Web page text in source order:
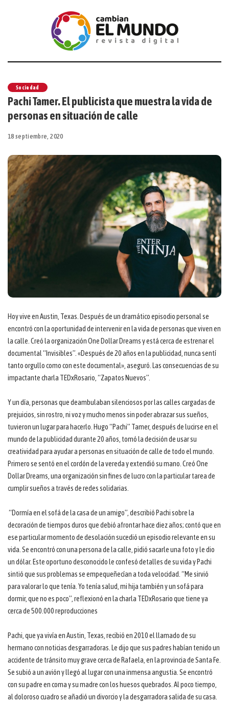
Sociedad
Pachi Tamer. El publicista que muestra la vida de
personas en situación de calle
18 septiembre, 2020
Hoy vive en Austin, Texas. Después de un dramático episodio personal se
encontró con la oportunidad de intervenir en la vida de personas que viven en
la calle. Creó la organización One Dollar Dreams y está cerca de estrenar el
documental “Invisibles”. «Después de 20 años en la publicidad, nunca sentí
tanto orgullo como con este documental», aseguró. Las consecuencias de su
impactante charla TEDxRosario, “Zapatos Nuevos”.
Y un día, personas que deambulaban silenciosos por las calles cargadas de
prejuicios, sin rostro, ni voz y mucho menos sin poder abrazar sus sueños,
tuvieron un lugar para hacerlo. Hugo “Pachi” Tamer, después de lucirse en el
mundo de la publicidad durante 20 años, tomó la decisión de usar su
creatividad para ayudar a personas en situación de calle de todo el mundo.
Primero se sentó en el cordón de la vereda y extendió su mano. Creó One
Dollar Dreams, una organización sin fines de lucro con la particular tarea de
cumplir sueños a través de redes solidarias.
“Dormía en el sofá de la casa de un amigo”, describió Pachi sobre la
decoración de tiempos duros que debió afrontar hace diez años; contó que en
ese particular momento de desolación sucedió un episodio relevante en su
vida. Se encontró con una persona de la calle, pidió sacarle una foto y le dio
un dólar. Este oportuno desconocido le confesó detalles de su vida y Pachi
sintió que sus problemas se empequeñecían a toda velocidad. “Me sirvió
para valorar lo que tenía. Yo tenía salud, mi hija también y un sofá para
dormir, que no es poco”, reflexionó en la charla TEDxRosario que tiene ya
cerca de 500.000 reproducciones
Pachi, que ya vivía en Austin, Texas, recibió en 2010 el llamado de su
hermano con noticias desgarradoras. Le dijo que sus padres habían tenido un
accidente de tránsito muy grave cerca de Rafaela, en la provincia de Santa Fe.
Se subió a un avión y llegó al lugar con una inmensa angustia. Se encontró
con su padre en coma y su madre con los huesos quebrados. Al poco tiempo,
al doloroso cuadro se añadió un divorcio y la desgarradora salida de su casa.